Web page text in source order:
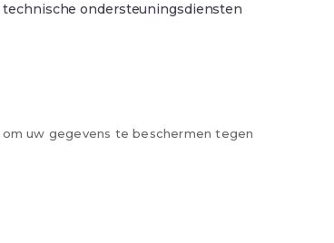
ondersteuningsdiensten
uw gegevens te beschermen tegen